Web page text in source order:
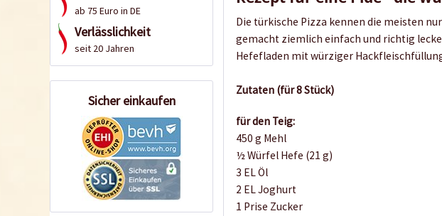
ab 75 Euro in DE
Verlässlichkeit
seit 20 Jahren
Sicher einkaufen
Die türkische Pizza kennen die meisten
gemacht ziemlich einfach und richtig
Hefefladen mit würziger
Zutaten (für 8 Stück)
für den Teig:
450 g Mehl
½ Würfel Hefe (21 g)
3 EL Öl
2 EL Joghurt
1 Prise Zucker